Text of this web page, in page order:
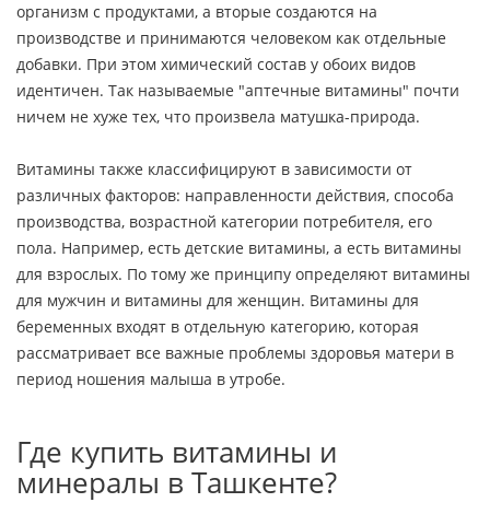
организм с продуктами, а вторые создаются на
производстве и принимаются человеком как отдельные
добавки. При этом химический состав у обоих видов
идентичен. Так называемые "аптечные витамины" почти
ничем не хуже тех, что произвела матушка-природа.
Витамины также классифицируют в зависимости от
различных факторов: направленности действия, способа
производства, возрастной категории потребителя, его
пола. Например, есть детские витамины, а есть витамины
для взрослых. По тому же принципу определяют витамины
для мужчин и витамины для женщин. Витамины для
беременных входят в отдельную категорию, которая
рассматривает все важные проблемы здоровья матери в
период ношения малыша в утробе.
Где купить витамины и
минералы в Ташкенте?